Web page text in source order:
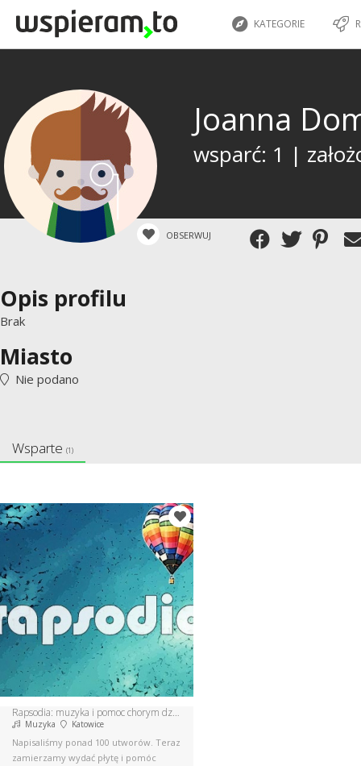
KATEGORIE
Joanna
wsparć: 1 |
OBSERWUJ
Opis profilu
Brak
Miasto
Nie podano
Wsparte (1)
Rapsodia: muzyka i pomoc chorym dzieciom!
Muzyka Katowice
Napisaliśmy ponad 100 utworów. Teraz
zamierzamy wydać płytę i pomóc